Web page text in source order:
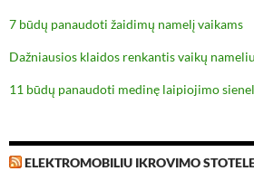
7 būdų panaudoti žaidimų namelį vaikams
Dažniausios klaidos renkantis vaikų
11 būdų panaudoti medinę laipiojimo
ELEKTROMOBILIU IKROVIMO